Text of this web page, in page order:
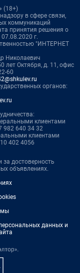
(18+)
в сфере связи,
коммуникаций
принятия решения о
г.
"ИНТЕРНЕТ
Николаевич
лет Октября, д. 11, офис
60
органов:
клиентами
982 640 34 32
клиентами
402 4056
за достоверность
объявлениях.
данных и